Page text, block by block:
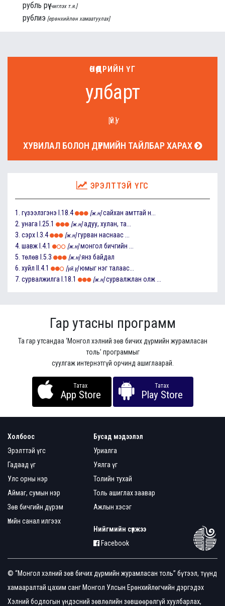
рубль рүү [чиглэх т.я.]
рублиэ [ерөнхийлөн хамаатуулах]
ӨНӨӨДРИЙН ҮГ
улбарт
[ҮЙ.Ү]
ХУВИЛАЛ БОЛОН ДҮРМИЙН ТАЙЛБАР ХАРАХ
ЭРЭЛТТЭЙ ҮГС
1. гүзээлзгэнэ I.18.4 [ж.н] сайхан амттай н...
2. унага I.25.1 [ж.н] адуу, хулан, та...
3. сэрх I.3.4 [ж.н] гурван наснаас ...
4. шавж I.4.1 [ж.н] монгол бичгийн ...
5. төлөв I.5.3 [ж.н] янз байдал
6. хуйл II.4.1 [үй.ү] юмыг нэг талаас...
7. сурвалжилга I.18.1 [ж.н] сурвалжлан олж ...
Гар утасны программ
Та гар утсандаа ‘Монгол хэлний зөв бичих дүрмийн журамласан
толь’ программыг
суулгаж интернэтгүй орчинд ашиглаарай.
Татах
App Store
Татах
Play Store
Холбоос
Эрэлттэй үгс
Гадаад үг
Улс орны нэр
Аймаг, сумын нэр
Зөв бичгийн дүрэм
Үгийн санал илгээх
Бусад мэдээлэл
Уриалга
Уялга үг
Толийн тухай
Толь ашиглах заавар
Ажлын хэсэг
Нийгмийн сүлжээ
Facebook
© “Монгол хэлний зөв бичих дүрмийн журамласан толь” бүтээл, түүнд
хамааралтай цахим санг Монгол Улсын Ерөнхийлөгчийн дэргэдэх
Хэлний бодлогын үндэсний зөвлөлийн зөвшөөрөлгүй хуулбарлах,